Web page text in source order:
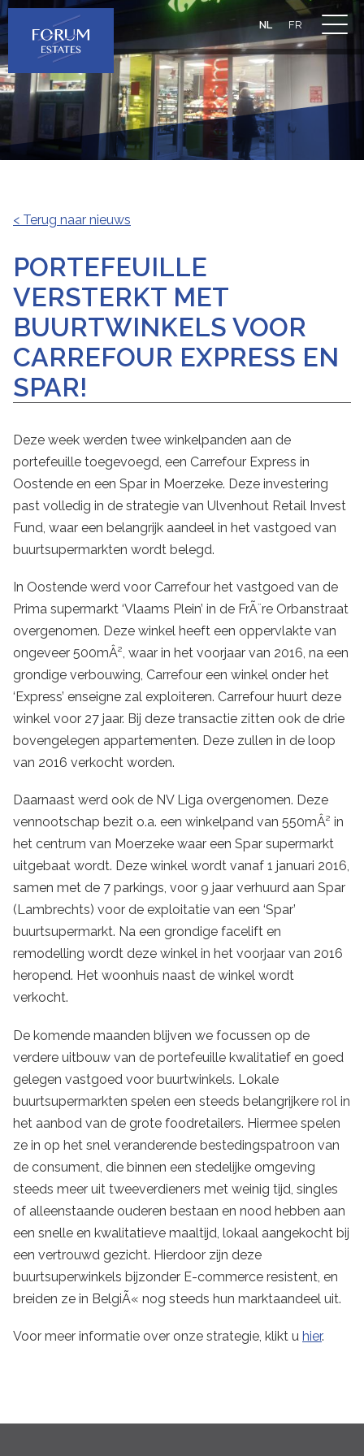
NL FR
< Terug naar nieuws
PORTEFEUILLE
VERSTERKT MET
BUURTWINKELS VOOR
CARREFOUR EXPRESS EN
SPAR!
Deze week werden twee winkelpanden aan de
portefeuille toegevoegd, een Carrefour Express in
Oostende en een Spar in Moerzeke. Deze investering
past volledig in de strategie van Ulvenhout Retail Invest
Fund, waar een belangrijk aandeel in het vastgoed van
buurtsupermarkten wordt belegd.
In Oostende werd voor Carrefour het vastgoed van de
Prima supermarkt ‘Vlaams Plein’ in de FrÃ¨re Orbanstraat
overgenomen. Deze winkel heeft een oppervlakte van
ongeveer 500mÂ², waar in het voorjaar van 2016, na een
grondige verbouwing, Carrefour een winkel onder het
‘Express’ enseigne zal exploiteren. Carrefour huurt deze
winkel voor 27 jaar. Bij deze transactie zitten ook de drie
bovengelegen appartementen. Deze zullen in de loop
van 2016 verkocht worden.
Daarnaast werd ook de NV Liga overgenomen. Deze
vennootschap bezit o.a. een winkelpand van 550mÂ² in
het centrum van Moerzeke waar een Spar supermarkt
uitgebaat wordt. Deze winkel wordt vanaf 1 januari 2016,
samen met de 7 parkings, voor 9 jaar verhuurd aan Spar
(Lambrechts) voor de exploitatie van een ‘Spar’
buurtsupermarkt. Na een grondige facelift en
remodelling wordt deze winkel in het voorjaar van 2016
heropend. Het woonhuis naast de winkel wordt
verkocht.
De komende maanden blijven we focussen op de
verdere uitbouw van de portefeuille kwalitatief en goed
gelegen vastgoed voor buurtwinkels. Lokale
buurtsupermarkten spelen een steeds belangrijkere rol in
het aanbod van de grote foodretailers. Hiermee spelen
ze in op het snel veranderende bestedingspatroon van
de consument, die binnen een stedelijke omgeving
steeds meer uit tweeverdieners met weinig tijd, singles
of alleenstaande ouderen bestaan en nood hebben aan
een snelle en kwalitatieve maaltijd, lokaal aangekocht bij
een vertrouwd gezicht. Hierdoor zijn deze
buurtsuperwinkels bijzonder E-commerce resistent, en
breiden ze in BelgiÃ« nog steeds hun marktaandeel uit.
Voor meer informatie over onze strategie, klikt u hier.